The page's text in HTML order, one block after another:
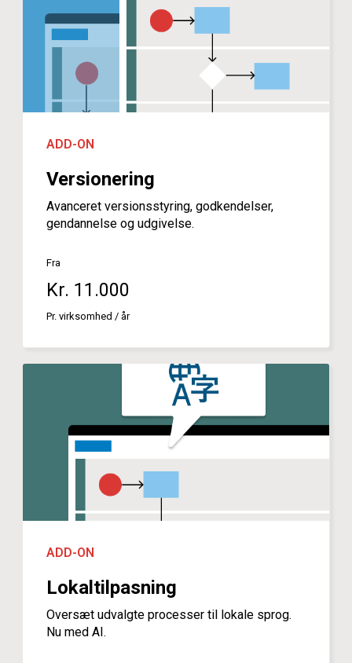
ADD-ON
Versionering
Avanceret versionsstyring, godkendelser,
gendannelse og udgivelse.
Fra
Kr. 11.000
Pr. virksomhed / år
ADD-ON
Lokaltilpasning
Oversæt udvalgte processer til lokale sprog.
Nu med AI.